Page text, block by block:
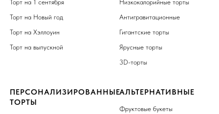
Торт на 1 сентября
Торт на Новый год
Торт на Хэллоуин
Торт на выпускной
Низкокалорийные торты
Антигравитационные
Гигантские торты
Ярусные торты
3D-торты
ПЕРСОНАЛИЗИРОВАННЫЕ
ТОРТЫ
АЛЬТЕРНАТИВНЫЕ
Фруктовые букеты